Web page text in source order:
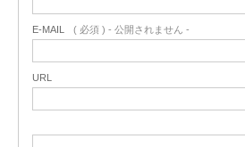
E-MAIL ( 必須 ) - 公開されません -
URL